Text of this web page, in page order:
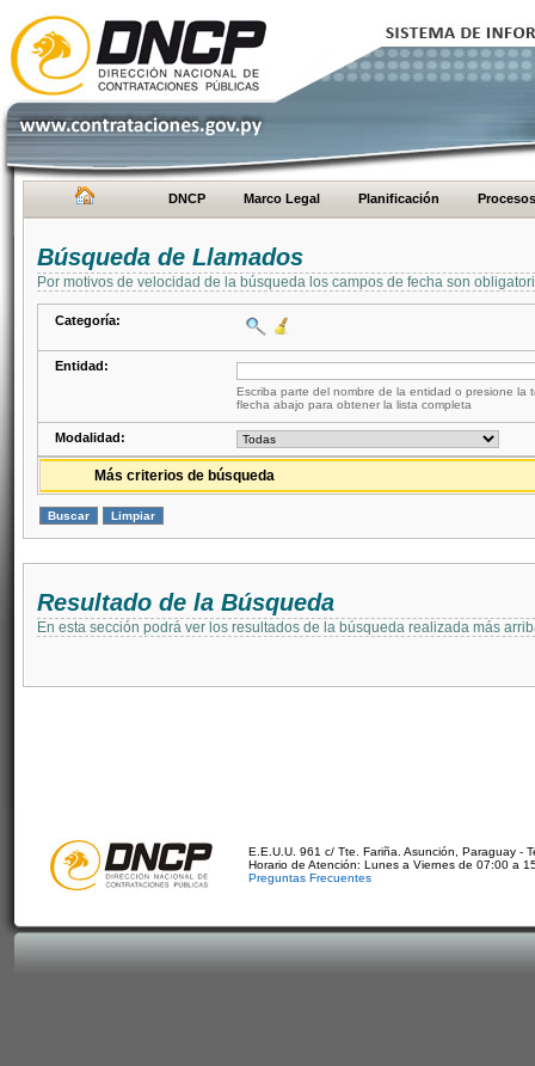
DNCP Marco Legal Planificación Procesos
Búsqueda de Llamados
Por motivos de velocidad de la búsqueda los campos de fecha son
Categoría:
Entidad:
Escriba parte del nombre de la entidad o presione la
flecha abajo para obtener la lista completa
Modalidad:
Más criterios de búsqueda
Resultado de la Búsqueda
En esta sección podrá ver los resultados de la búsqueda realizada más
E.E.U.U. 961 c/ Tte. Fariña. Asunción, Paraguay -
Horario de Atención: Lunes a Viernes de 07:00 a
Preguntas Frecuentes